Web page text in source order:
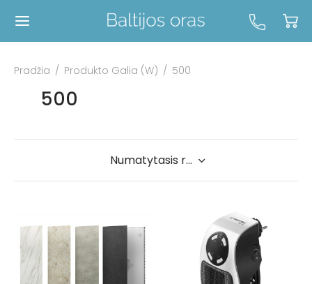
Pradžia / Produkto Galia (W) / 500
500